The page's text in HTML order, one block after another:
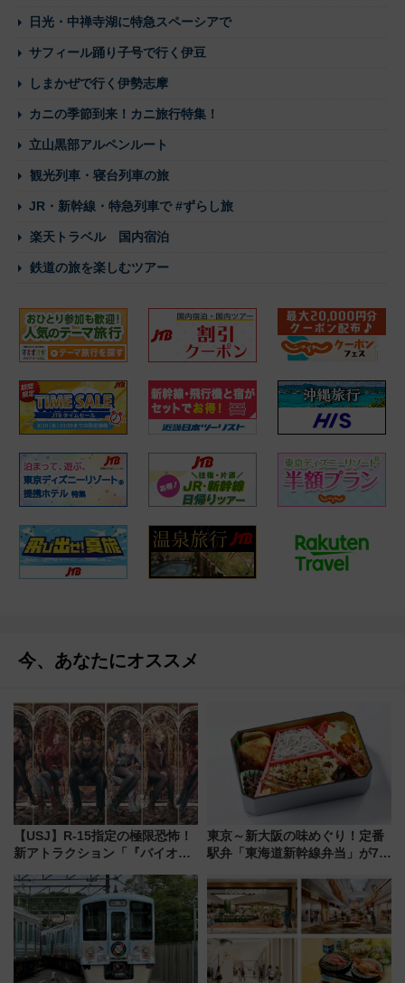
日光・中禅寺湖に特急スペーシアで
サフィール踊り子号で行く伊豆
しまかぜで行く伊勢志摩
カニの季節到来！カニ旅行特集！
立山黒部アルペンルート
観光列車・寝台列車の旅
JR・新幹線・特急列車で #ずらし旅
楽天トラベル 国内宿泊
鉄道の旅を楽しむツアー
今、あなたにオススメ
【USJ】R-15指定の極限恐怖！
新アトラクション「『バイオハ
ブ」今秋登場 ―予測不能の恐
怖に泣き叫べ―
東京～新大阪の味めぐり！定番
駅弁「東海道新幹線弁当」が7月